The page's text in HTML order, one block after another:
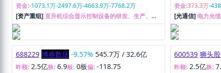
资金:-1073.1万-2497.6万-4663.9万-7768.2万
[资产重组]直升机综合显示控制设备的研发、生产、销
售,并提供相关专业技术服务。
资金:373.3万-
[光通信] 电力光
相关配套产品、
688229 博睿数据 -9.57% 545.7万 / 32.6亿
昨额: 2.5亿换: 6.9板: 0板偏: -118.75
600539 狮头
昨额: 2.5亿换: